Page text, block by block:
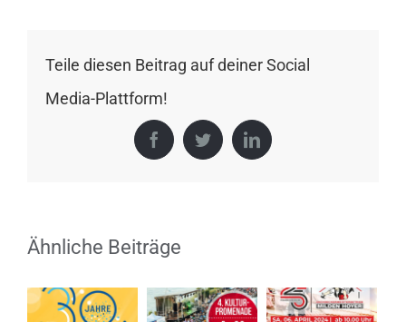
Teile diesen Beitrag auf deiner Social
Media-Plattform!
FacebookTwitterLinkedIn
Ähnliche Beiträge